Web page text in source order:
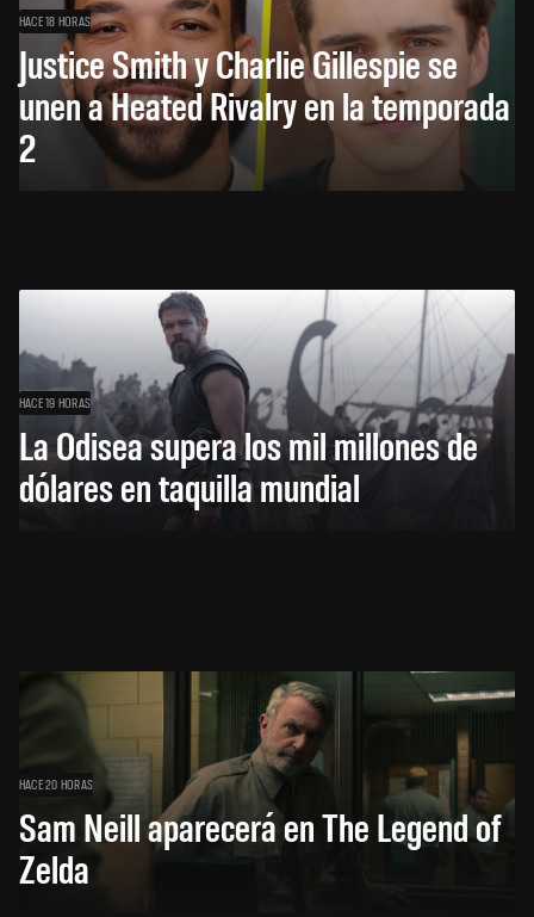
HACE 18 HORAS
Justice Smith y Charlie Gillespie se
unen a Heated Rivalry en la temporada
2
HACE 19 HORAS
La Odisea supera los mil millones de
dólares en taquilla mundial
HACE 20 HORAS
Sam Neill aparecerá en The Legend of
Zelda